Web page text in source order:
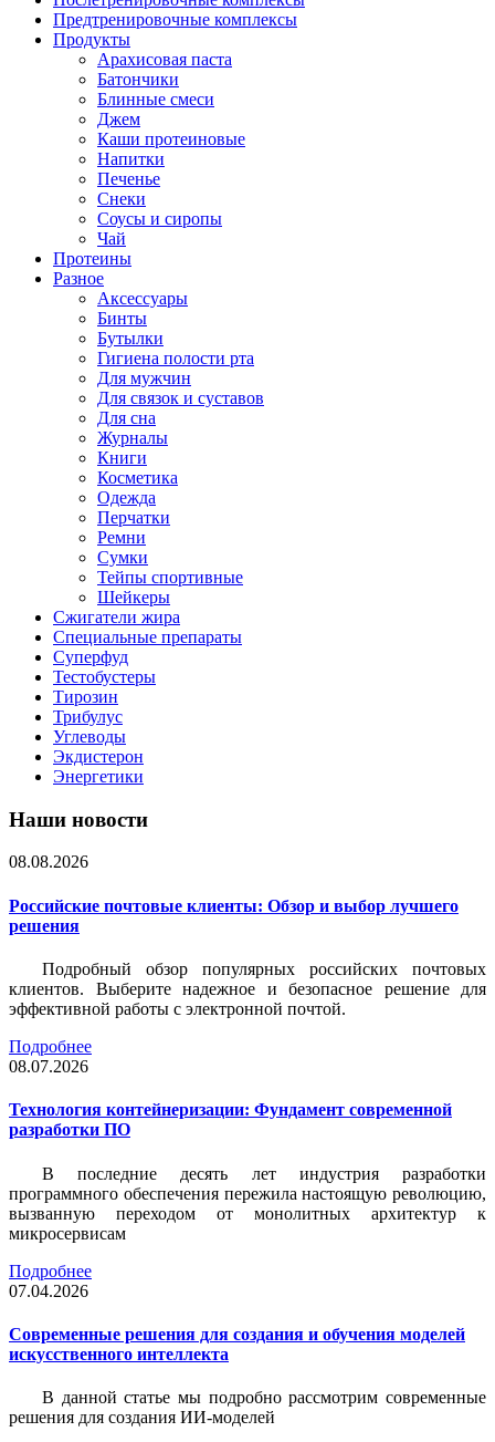
Предтренировочные комплексы
Продукты
Арахисовая паста
Батончики
Блинные смеси
Джем
Каши протеиновые
Напитки
Печенье
Снеки
Соусы и сиропы
Чай
Протеины
Разное
Аксессуары
Бинты
Бутылки
Гигиена полости рта
Для мужчин
Для связок и суставов
Для сна
Журналы
Книги
Косметика
Одежда
Перчатки
Ремни
Сумки
Тейпы спортивные
Шейкеры
Сжигатели жира
Специальные препараты
Суперфуд
Тестобустеры
Тирозин
Трибулус
Углеводы
Экдистерон
Энергетики
Наши новости
08.08.2026
Российские почтовые клиенты: Обзор и выбор лучшего
решения
Подробный обзор популярных российских почтовых
клиентов. Выберите надежное и безопасное решение для
эффективной работы с электронной почтой.
Подробнее
08.07.2026
Технология контейнеризации: Фундамент современной
разработки ПО
В последние десять лет индустрия разработки
программного обеспечения пережила настоящую революцию,
вызванную переходом от монолитных архитектур к
микросервисам
Подробнее
07.04.2026
Современные решения для создания и обучения моделей
искусственного интеллекта
В данной статье мы подробно рассмотрим современные
решения для создания ИИ-моделей